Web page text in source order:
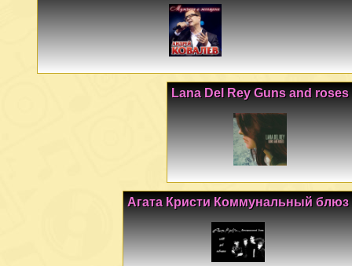
Lana Del Rey Guns and roses
Агата Кристи Коммунальный блюз